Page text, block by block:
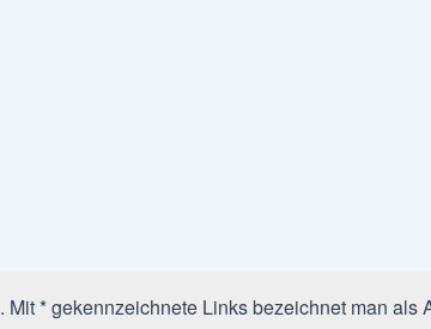
* gekennzeichnete Links bezeichnet man als